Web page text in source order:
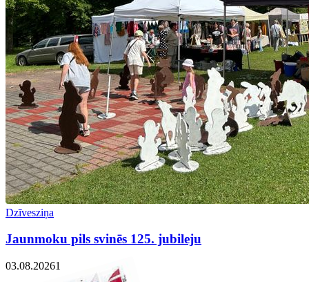
Dzīvesziņa
Jaunmoku pils svinēs 125. jubileju
03.08.20261